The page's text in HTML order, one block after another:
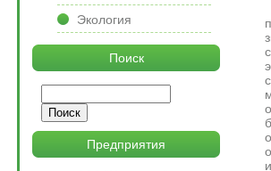
Экология
Поиск
Предприятия